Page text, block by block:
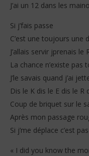
J’ai un 12 dans les
Si j’fais passe
C’est une toujours une d
J’allais servir jprenais le
La chance n’existe
J’le savais quand j’ai
Dis le K dis le E dis le R
Coup de briquet sur le
Après mon passage
Si j’me déplace c’est
« I did you know the